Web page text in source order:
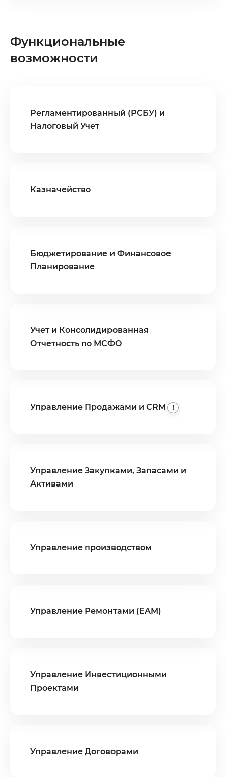
Функциональные
возможности
Регламентированный (РСБУ) и
Налоговый Учет
Казначейство
Бюджетирование и Финансовое
Планирование
Учет и Консолидированная
Отчетность по МСФО
Управление Продажами и CRM !
Управление Закупками, Запасами и
Активами
Управление производством
Управление Ремонтами (EAM)
Управление Инвестиционными
Проектами
Управление Договорами